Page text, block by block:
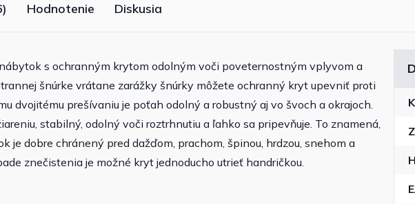
Hodnotenie Diskusia
s ochranným krytom odolným voči poveternostným vplyvom a
šnúrke vrátane zarážky šnúrky môžete ochranný kryt upevniť proti
dvojitému prešívaniu je poťah odolný a robustný aj vo švoch a okrajoch.
stabilný, odolný voči roztrhnutiu a ľahko sa pripevňuje. To znamená,
je dobre chránený pred dažďom, prachom, špinou, hrdzou, snehom a
znečistenia je možné kryt jednoducho utrieť handričkou.